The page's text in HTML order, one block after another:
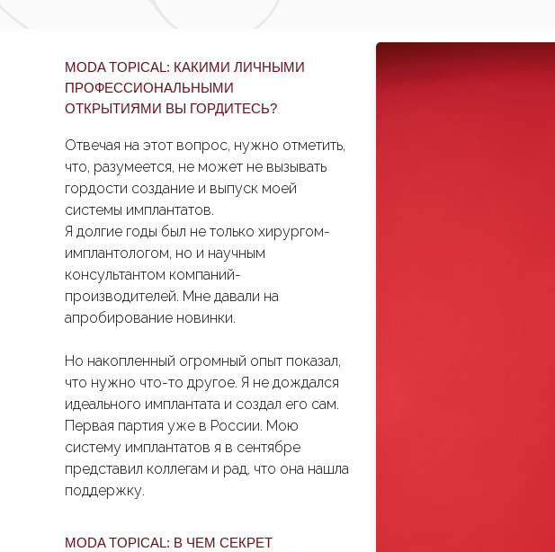
MODA TOPICAL: КАКИМИ ЛИЧНЫМИ
ПРОФЕССИОНАЛЬНЫМИ
ОТКРЫТИЯМИ ВЫ ГОРДИТЕСЬ?
MODA TOPICAL: В ЧЕМ СЕКРЕТ
Отвечая на этот вопрос, нужно отметить,
что, разумеется, не может не вызывать
гордости создание и выпуск моей
системы имплантатов.
Я долгие годы был не только хирургом-
имплантологом, но и научным
консультантом компаний-
производителей. Мне давали на
апробирование новинки.
Но накопленный огромный опыт показал,
что нужно что-то другое. Я не дождался
идеального имплантата и создал его сам.
Первая партия уже в России. Мою
систему имплантатов я в сентябре
представил коллегам и рад, что она нашла
поддержку.